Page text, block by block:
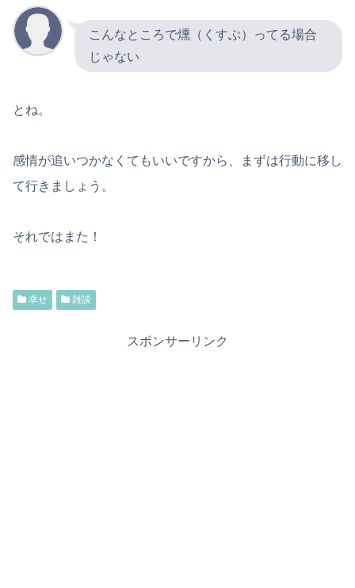
こんなところで燻（くすぶ）ってる場合
じゃない
とね。
感情が追いつかなくてもいいですから、まずは行動に移し
て行きましょう。
それではまた！
幸せ 雑談
スポンサーリンク